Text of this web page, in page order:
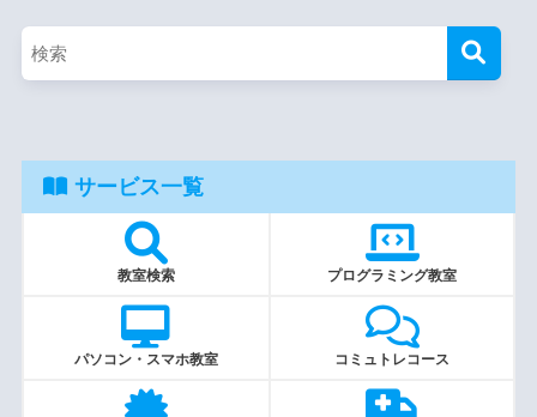
サービス一覧
教室検索 プログラミング教室
パソコン・スマホ教室 コミュトレコース